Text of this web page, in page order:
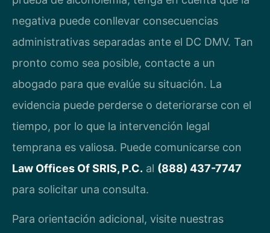
negativa puede conllevar consecuencias
administrativas separadas ante el DC DMV. Tan
pronto como sea posible, contacte a un
abogado para que evalúe su situación. La
evidencia puede perderse o deteriorarse con el
tiempo, por lo que la intervención legal
temprana es valiosa. Puede comunicarse con
Law Offices Of SRIS, P.C. al (888) 437-7747
para solicitar una consulta.
Para orientación adicional, visite nuestras